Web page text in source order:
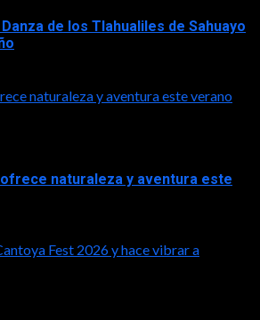
de los Tlahualiles de Sahuayo
naturaleza y aventura este verano
naturaleza y aventura este
Fest 2026 y hace vibrar a